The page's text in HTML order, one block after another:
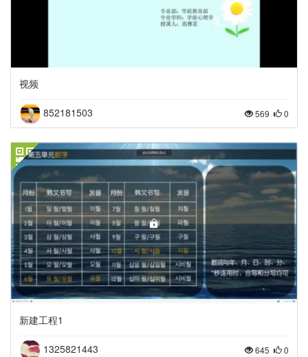
视频
852181503 569 0
新建工程1
1325821443 645 0